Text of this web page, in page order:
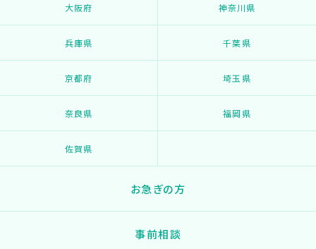
大阪府 神奈川県
兵庫県 千葉県
京都府 埼玉県
奈良県 福岡県
佐賀県
お急ぎの方
事前相談